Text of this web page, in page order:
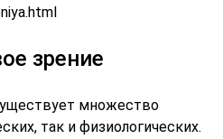
зрение
множество
так и физиологических.